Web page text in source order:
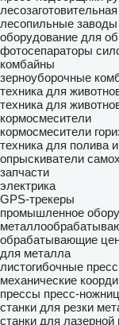
лесопильные заводы
оборудование для
фотосепараторы
комбайны
зерноуборочные
техника для
техника для
кормосмесители
кормосмесители
техника для полива
опрыскиватели
запчасти
электрика
GPS-трекеры
промышленное
обрабатывающие
для металла
листогибочные
механические
прессы пресс-
станки для резки
станки для лазерной